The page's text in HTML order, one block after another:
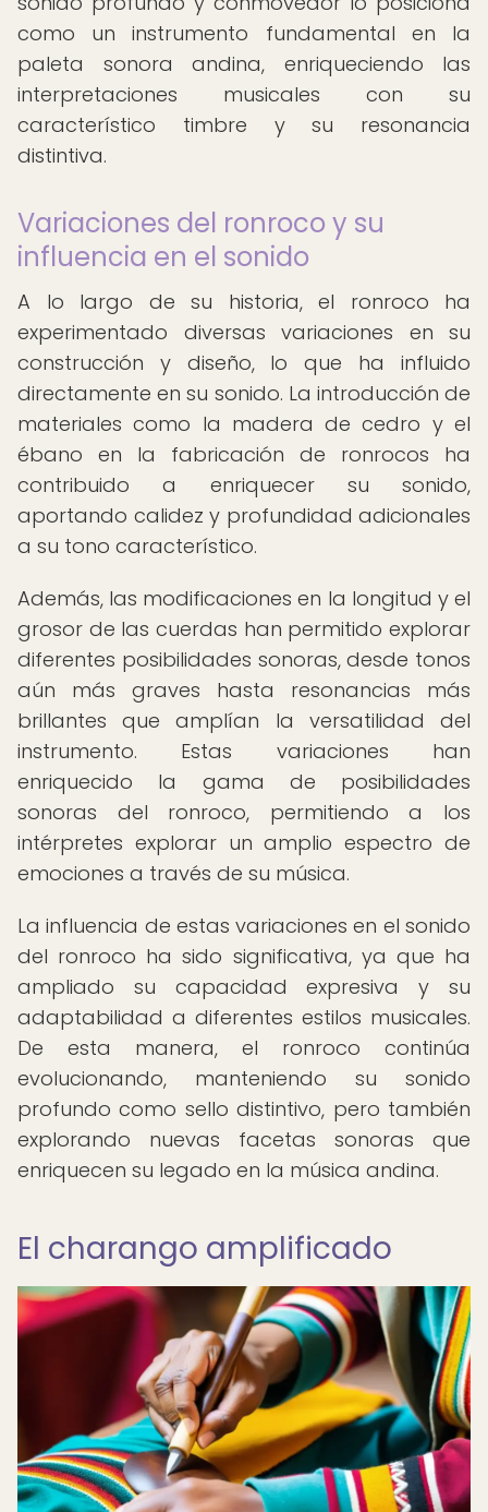
como un instrumento fundamental en la
paleta sonora andina, enriqueciendo las
interpretaciones musicales con su
característico timbre y su resonancia
distintiva.
Variaciones del ronroco y su
influencia en el sonido
A lo largo de su historia, el ronroco ha
experimentado diversas variaciones en su
construcción y diseño, lo que ha influido
directamente en su sonido. La introducción de
materiales como la madera de cedro y el
ébano en la fabricación de ronrocos ha
contribuido a enriquecer su sonido,
aportando calidez y profundidad adicionales
a su tono característico.
Además, las modificaciones en la longitud y el
grosor de las cuerdas han permitido explorar
diferentes posibilidades sonoras, desde tonos
aún más graves hasta resonancias más
brillantes que amplían la versatilidad del
instrumento. Estas variaciones han
enriquecido la gama de posibilidades
sonoras del ronroco, permitiendo a los
intérpretes explorar un amplio espectro de
emociones a través de su música.
La influencia de estas variaciones en el sonido
del ronroco ha sido significativa, ya que ha
ampliado su capacidad expresiva y su
adaptabilidad a diferentes estilos musicales.
De esta manera, el ronroco continúa
evolucionando, manteniendo su sonido
profundo como sello distintivo, pero también
explorando nuevas facetas sonoras que
enriquecen su legado en la música andina.
El charango amplificado